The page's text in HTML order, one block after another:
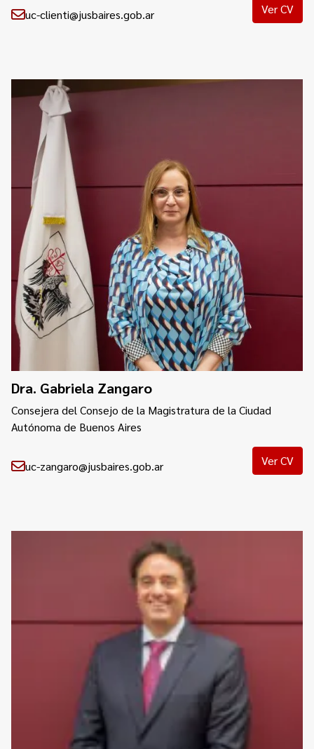
uc-clienti@jusbaires.gob.ar Ver CV
Dra. Gabriela Zangaro
Consejera del Consejo de la Magistratura de la Ciudad
Autónoma de Buenos Aires
uc-zangaro@jusbaires.gob.ar Ver CV